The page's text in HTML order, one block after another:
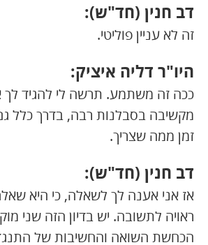
דב חנין (חד"ש):
זה לא עניין פוליטי.
היו"ר דליה איציק:
ככה זה משתמע. תרשה לי להגיד לך
מקשיבה בסבלנות רבה, בדרך כלל
זמן ממה שצריך.
דב חנין (חד"ש):
אז אני אענה לך לשאלה, כי היא
ראויה לתשובה. יש בדיון הזה שני
הכחשת השואה והחשיבות של